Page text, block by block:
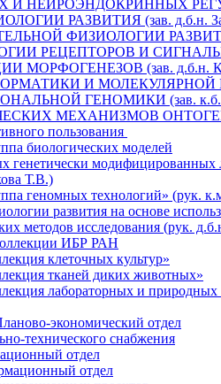
И НЕЙРОЭНДОКРИННЫХ
РАЗВИТИЯ (зав. д.б.н.
ФИЗИОЛОГИИ РАЗВИТИЯ
РЕЦЕПТОРОВ И
МОРФОГЕНЕЗОВ (зав. д.б.н.
И МОЛЕКУЛЯРНОЙ
ГЕНОМИКИ (зав.
МЕХАНИЗМОВ
пользования
биологических моделей
генетически
Т.В.)
геномных технологий» (рук.
развития на основе
методов исследования (рук.
ИБР РАН
клеточных культур»
тканей диких животных»
лабораторных и природных
экономический отдел
технического снабжения
отдел
отдел